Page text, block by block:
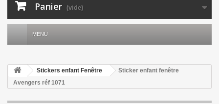
Panier (vide)
MENU
Stickers enfant Fenêtre
Sticker enfant fenêtre
Avengers réf 1071